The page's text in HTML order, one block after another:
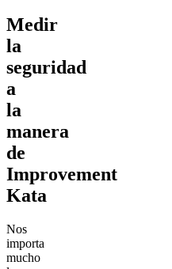
Medir
la
seguridad
a
la
manera
de
Improvement
Kata
Nos
importa
mucho